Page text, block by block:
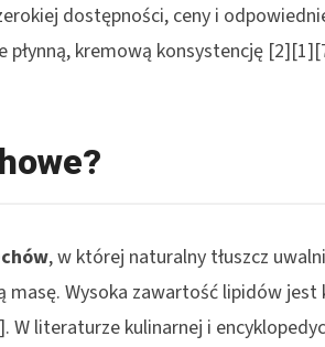
dostępności, ceny i
płynną, kremową konsystencję
, w której naturalny tłuszcz
masę. Wysoka zawartość lipidów jest
literaturze kulinarnej i